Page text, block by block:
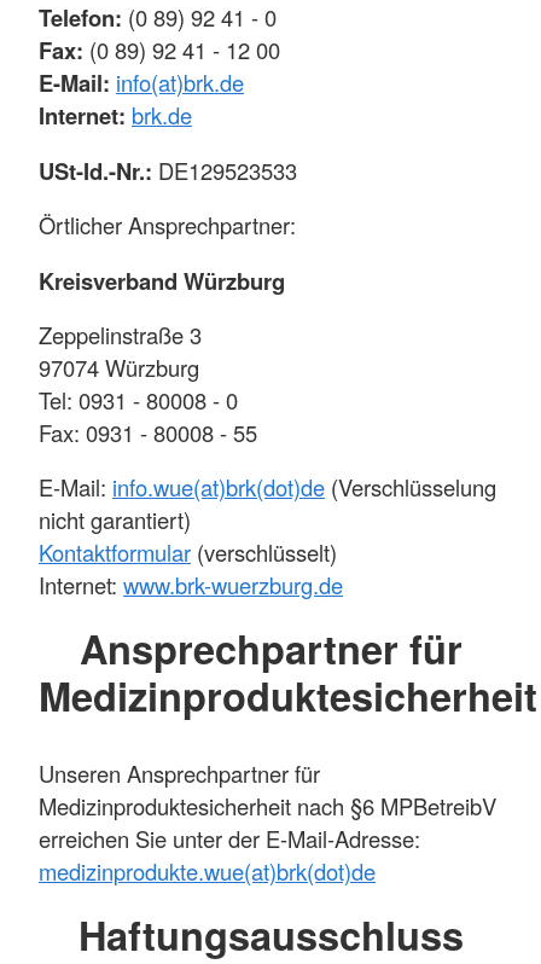
Telefon: (0 89) 92 41 - 0
Fax: (0 89) 92 41 - 12 00
E-Mail: info(at)brk.de
Internet: brk.de
USt-Id.-Nr.: DE129523533
Örtlicher Ansprechpartner:
Kreisverband Würzburg
Zeppelinstraße 3
97074 Würzburg
Tel: 0931 - 80008 - 0
Fax: 0931 - 80008 - 55
E-Mail: info.wue(at)brk(dot)de (Verschlüsselung
nicht garantiert)
Kontaktformular (verschlüsselt)
Internet: www.brk-wuerzburg.de
Ansprechpartner für
Medizinproduktesicherheit
Unseren Ansprechpartner für
Medizinproduktesicherheit nach §6 MPBetreibV
erreichen Sie unter der E-Mail-Adresse:
medizinprodukte.wue(at)brk(dot)de
Haftungsausschluss